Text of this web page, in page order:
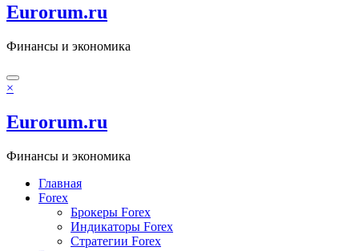
Eurorum.ru
Финансы и экономика
×
Eurorum.ru
Финансы и экономика
Главная
Forex
Брокеры Forex
Индикаторы Forex
Стратегии Forex